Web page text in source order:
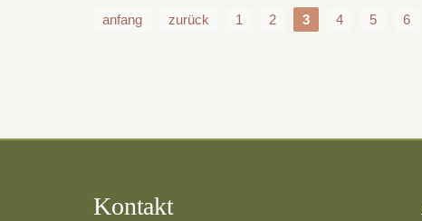
anfang zurück 1 2 3 4 5 6
Kontakt